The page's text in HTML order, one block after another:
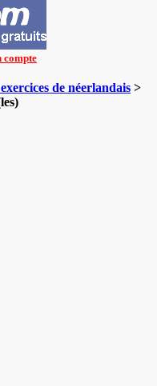
compte
de néerlandais >